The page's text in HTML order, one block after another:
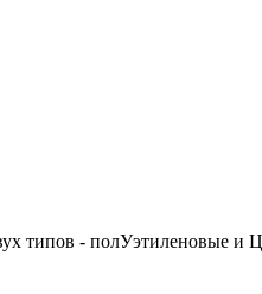
типов - полУэтиленовые